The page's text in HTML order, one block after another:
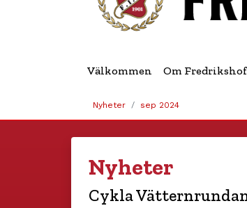
Välkommen Om Fredrikshof
Nyheter sep 2024
Nyheter
Cykla